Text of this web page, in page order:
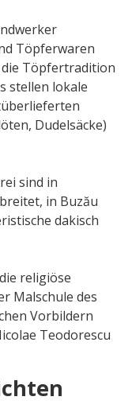
Töpferwaren
die Töpfertradition
stellen lokale
Dudelsäcke)
sind in
in Buzău
dakisch
religiöse
Malschule des
Vorbildern
Teodorescu